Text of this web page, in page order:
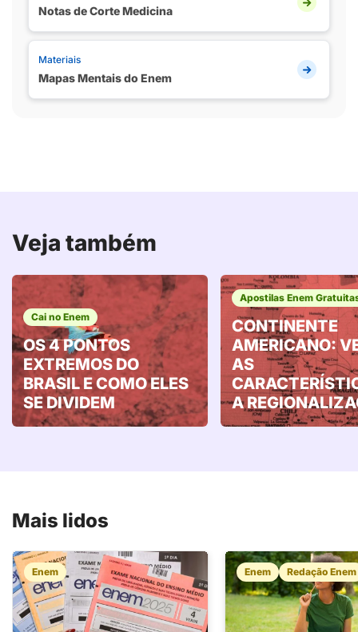
Notas de Corte Medicina
Materiais
Mapas Mentais do Enem
Veja também
Cai no Enem
OS 4 PONTOS
EXTREMOS DO
BRASIL E COMO ELES
SE DIVIDEM
Apostilas Enem
CONTINENTE
AMERICANO:
AS
A
Mais lidos
Enem Enem Redação Enem